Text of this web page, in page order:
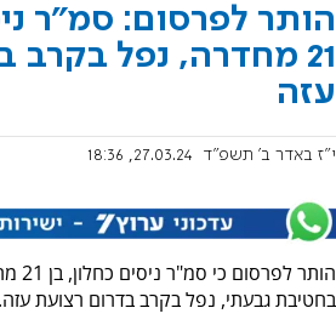
הותר לפרסום: סמ"ר
21 מחדרה, נפל בקרב
עזה
י"ז באדר ב׳ תשפ"ד 27.03.24, 18:36
בחטיבת גבעתי, נפל בקרב בדרום רצועת עזה.